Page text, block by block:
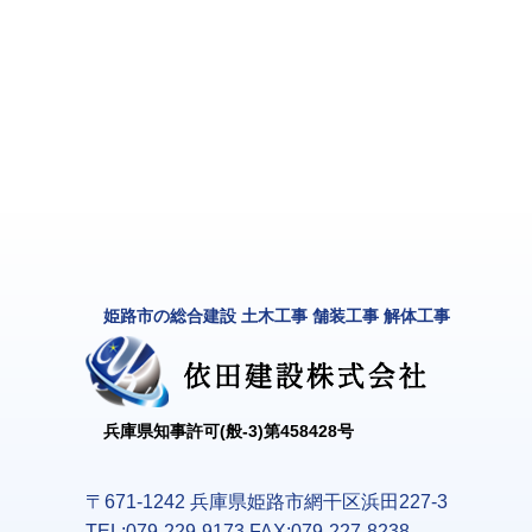
姫路市の総合建設 土木工事 舗装工事 解体工事
兵庫県知事許可(般-3)第458428号
〒671-1242 兵庫県姫路市網干区浜田227-3